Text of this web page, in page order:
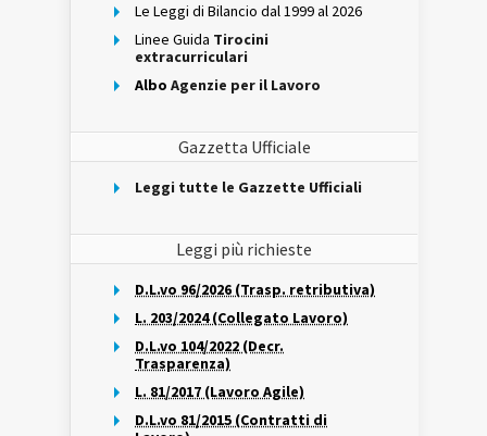
Le Leggi di Bilancio dal 1999 al 2026
Linee Guida Tirocini
extracurriculari
Albo Agenzie per il Lavoro
Gazzetta Ufficiale
Leggi tutte le Gazzette Ufficiali
Leggi più richieste
D.L.vo 96/2026 (Trasp. retributiva)
L. 203/2024 (Collegato Lavoro)
D.L.vo 104/2022 (Decr.
Trasparenza)
L. 81/2017 (Lavoro Agile)
D.L.vo 81/2015 (Contratti di